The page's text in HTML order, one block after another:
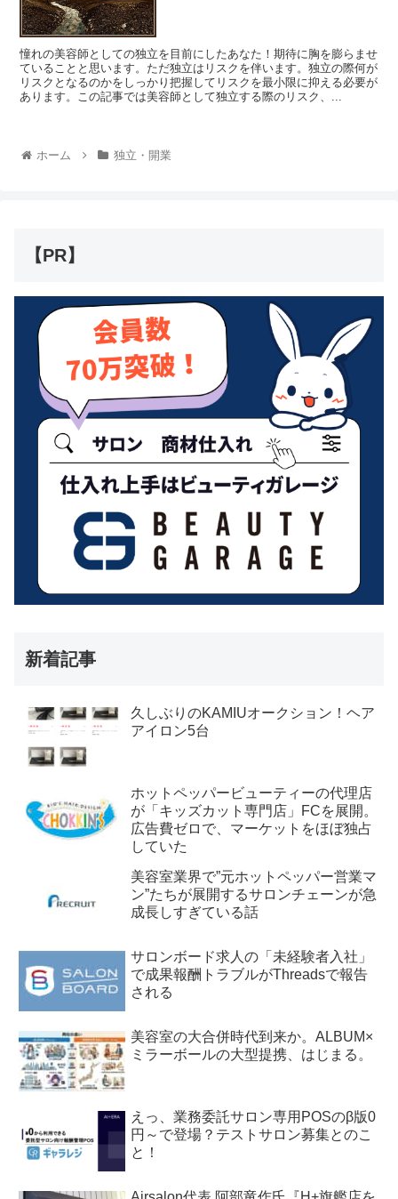
憧れの美容師としての独立を目前にしたあなた！期待に胸を膨らませ
ていることと思います。ただ独立はリスクを伴います。独立の際何が
リスクとなるのかをしっかり把握してリスクを最小限に抑える必要が
あります。この記事では美容師として独立する際のリスク、...
ホーム 独立・開業
【PR】
新着記事
久しぶりのKAMIUオークション！ヘア
アイロン5台
ホットペッパービューティーの代理店
が「キッズカット専門店」FCを展開。
広告費ゼロで、マーケットをほぼ独占
していた
美容室業界で”元ホットペッパー営業マ
ン”たちが展開するサロンチェーンが急
成長しすぎている話
サロンボード求人の「未経験者入社」
で成果報酬トラブルがThreadsで報告
される
美容室の大合併時代到来か。ALBUM×
ミラーボールの大型提携、はじまる。
えっ、業務委託サロン専用POSのβ版0
円～で登場？テストサロン募集とのこ
と！